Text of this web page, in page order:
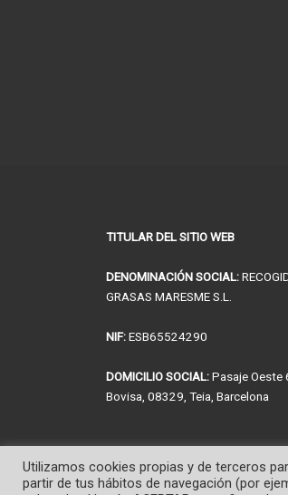
TITULAR DEL SITIO WEB
DENOMINACIÓN SOCIAL:
GRASAS MARESME S.L.
NIF:ESB65524290
DOMICILIO SOCIAL:Pasaje Oeste
Bovisa, 08329, Teia, Barcelona
© 2026 Recogida de Grasas y Aceites
Utilizamos cookies propias y de terceros
partir de tus hábitos de navegación (por